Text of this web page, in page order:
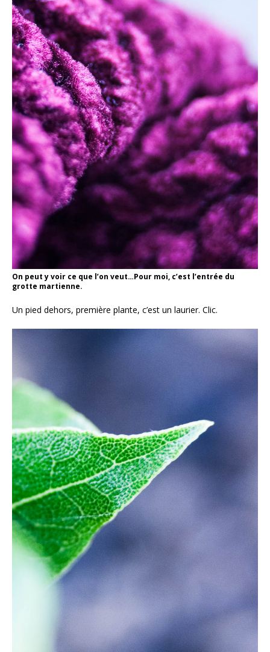
On peut y voir ce que l’on veut…Pour moi, c’est l’entrée du
grotte martienne.
Un pied dehors, première plante, c’est un laurier. Clic.